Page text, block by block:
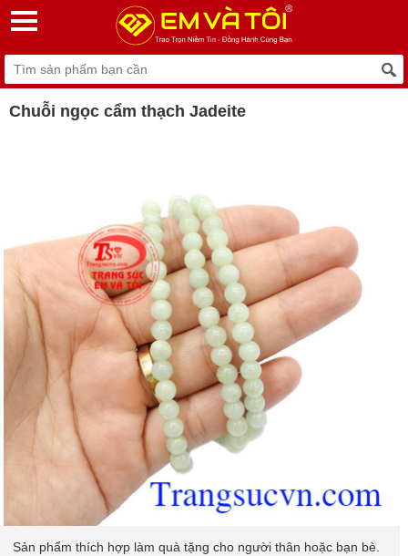
Chuỗi ngọc cẩm thạch Jadeite
Chuỗi ngọc cẩm thạch Jadeite